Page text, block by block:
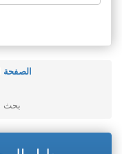
الصفحة
بحث